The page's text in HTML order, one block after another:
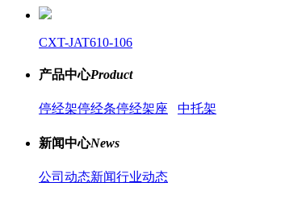
CXT-JAT610-106
产品中心Product
停经架停经条停经架座 中托架
新闻中心News
公司动态新闻行业动态